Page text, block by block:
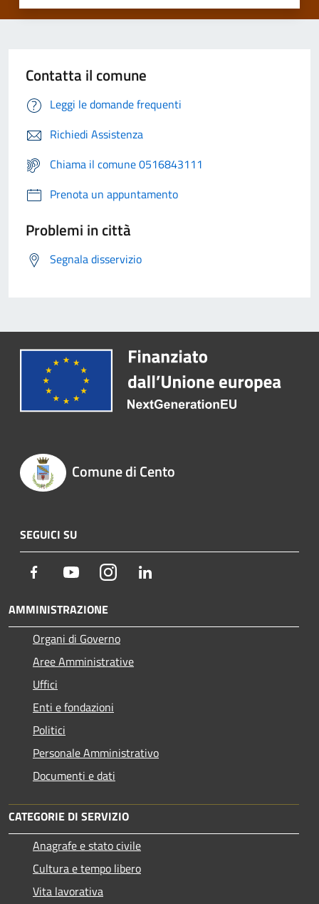
Contatta il comune
Leggi le domande frequenti
Richiedi Assistenza
Chiama il comune 0516843111
Prenota un appuntamento
Problemi in città
Segnala disservizio
Comune di Cento
SEGUICI SU
Facebook YoutubeInstagram
AMMINISTRAZIONE
Organi di Governo
Aree Amministrative
Uffici
Enti e fondazioni
Politici
Personale Amministrativo
Documenti e dati
CATEGORIE DI SERVIZIO
Anagrafe e stato civile
Cultura e tempo libero
Vita lavorativa